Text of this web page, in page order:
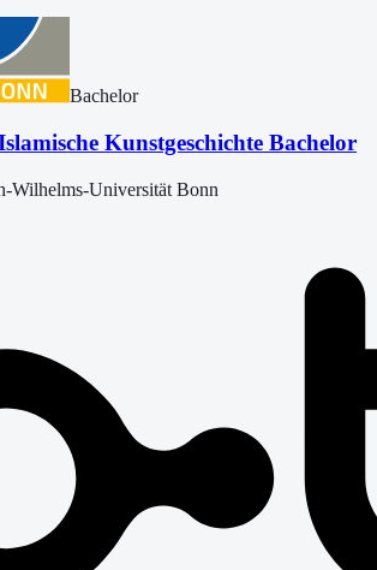
Bachelor
Kunstgeschichte Bachelor
Wilhelms-Universität Bonn